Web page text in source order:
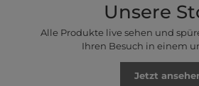
Unsere
Alle Produkte live sehen und
Ihren Besuch in einem
Jetzt